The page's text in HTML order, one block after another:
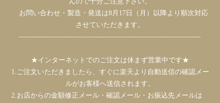
お問い合わせ・製造・発送は8月17日（月）以降より順次対応
させていただきます。
--------------------------------------------------------------------------
★インターネットでのご注文は休まず営業中です★
1.ご注文いただきましたら、すぐに楽天より自動送信の確認メー
ルがお客様へ送信されます。
2.お店からの金額修正メール・確認メール・お振込先メールは